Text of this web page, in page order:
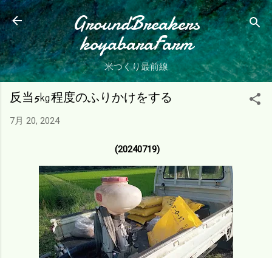
スキップしてメイン コンテンツに移動
GroundBreakers
koyabaraFarm
米つくり最前線
反当5㎏程度のふりかけをする
7月 20, 2024
(20240719)